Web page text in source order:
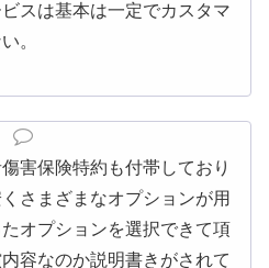
スは基本は一定でカスタマ
。
害保険特約も付帯しており
さまざまなオプションが用
オプションを選択できて項
容なのか説明書きがされて